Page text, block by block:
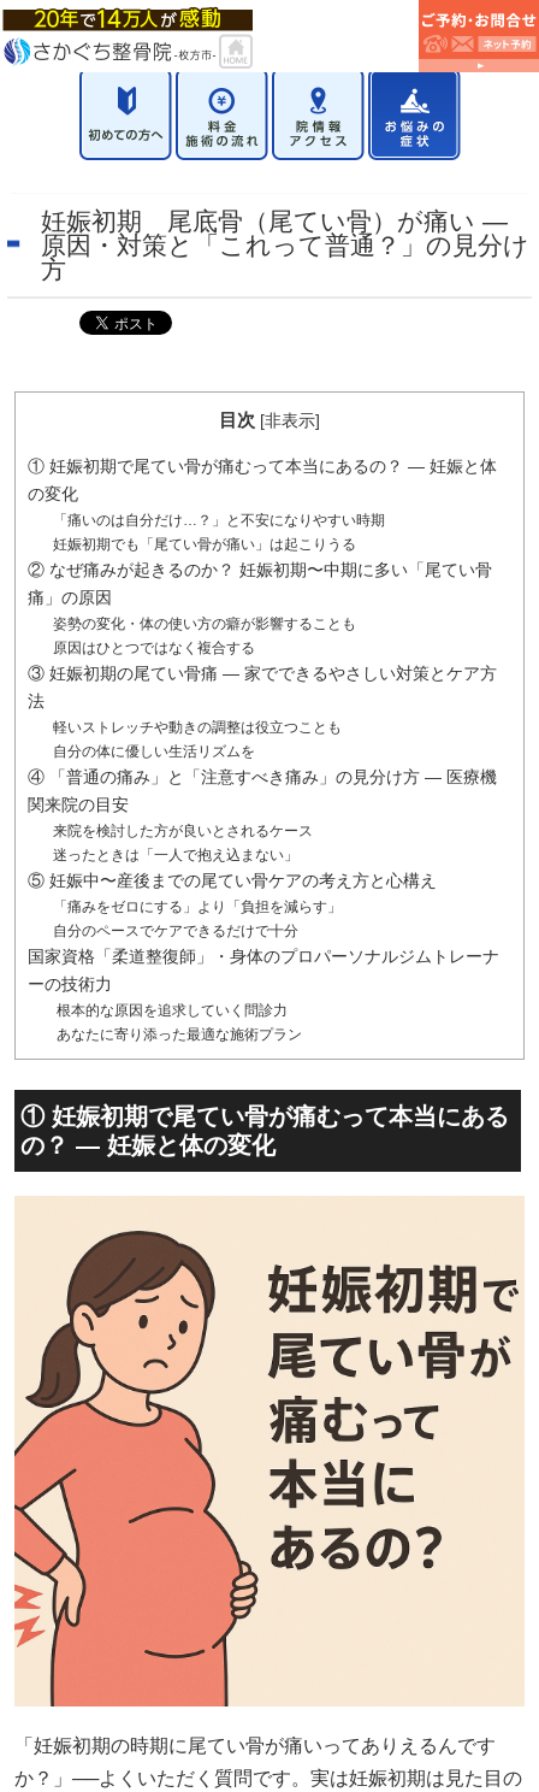
妊娠初期 尾底骨（尾てい骨）が痛い —
原因・対策と「これって普通？」の見分け
方
目次 [非表示]
① 妊娠初期で尾てい骨が痛むって本当にあるの？ — 妊娠と体
の変化
「痛いのは自分だけ…？」と不安になりやすい時期
妊娠初期でも「尾てい骨が痛い」は起こりうる
② なぜ痛みが起きるのか？ 妊娠初期〜中期に多い「尾てい骨
痛」の原因
姿勢の変化・体の使い方の癖が影響することも
原因はひとつではなく複合する
③ 妊娠初期の尾てい骨痛 — 家でできるやさしい対策とケア方
法
軽いストレッチや動きの調整は役立つことも
自分の体に優しい生活リズムを
④ 「普通の痛み」と「注意すべき痛み」の見分け方 — 医療機
関来院の目安
来院を検討した方が良いとされるケース
迷ったときは「一人で抱え込まない」
⑤ 妊娠中〜産後までの尾てい骨ケアの考え方と心構え
「痛みをゼロにする」より「負担を減らす」
自分のペースでケアできるだけで十分
国家資格「柔道整復師」・身体のプロパーソナルジムトレーナ
ーの技術力
根本的な原因を追求していく問診力
あなたに寄り添った最適な施術プラン
① 妊娠初期で尾てい骨が痛むって本当にある
の？ — 妊娠と体の変化
「妊娠初期の時期に尾てい骨が痛いってありえるんです
か？」──よくいただく質問です。実は妊娠初期は見た目の